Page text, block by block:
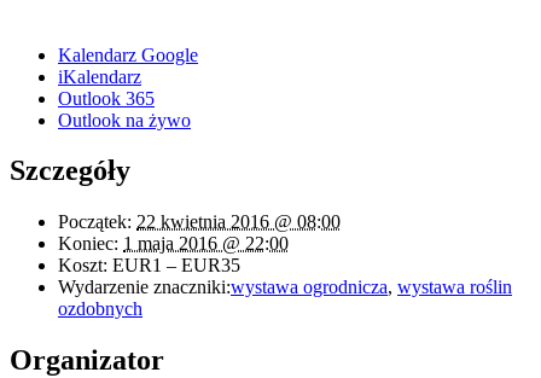
Kalendarz Google
iKalendarz
Outlook 365
Outlook na żywo
Szczegóły
Początek: 22 kwietnia 2016 @ 08:00
Koniec: 1 maja 2016 @ 22:00
Koszt: EUR1 – EUR35
Wydarzenie znaczniki:wystawa ogrodnicza, wystawa roślin
ozdobnych
Organizator